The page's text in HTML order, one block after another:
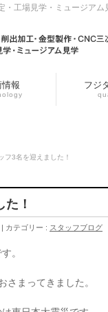
・工場見学・ミュージア
報 フジ
フ3名を迎えました！
！
カテゴリー : スタッフブログ
。
さまってきました。